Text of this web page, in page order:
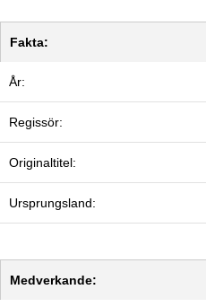
Fakta:
År:
Regissör:
Originaltitel:
Ursprungsland:
Medverkande: